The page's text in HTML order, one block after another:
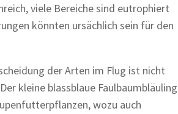
viele Bereiche sind eutrophiert
könnten ursächlich sein für den
der Arten im Flug ist nicht
kleine blassblaue Faulbaumbläuling
wozu auch